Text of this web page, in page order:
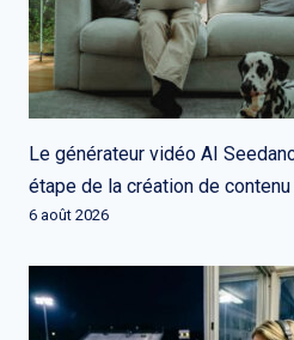
Le générateur vidéo AI
étape de la création de
6 août 2026